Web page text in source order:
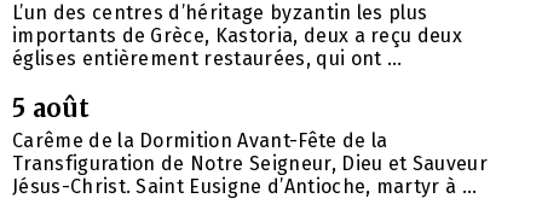
L’un des centres d’héritage byzantin les plus
importants de Grèce, Kastoria, deux a reçu deux
églises entièrement restaurées, qui ont ...
5 août
Carême de la Dormition Avant-Fête de la
Transfiguration de Notre Seigneur, Dieu et Sauveur
Jésus-Christ. Saint Eusigne d’Antioche, martyr à ...